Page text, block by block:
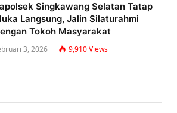
Singkawang Selatan Tatap
Langsung, Jalin Silaturahmi
Tokoh Masyarakat
3, 2026 9,910Views